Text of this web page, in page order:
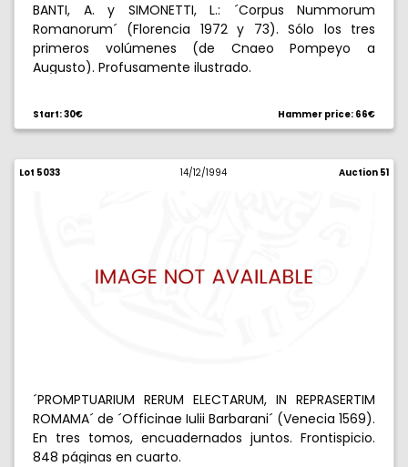
BANTI, A. y SIMONETTI, L.: ´Corpus Nummorum
Romanorum´ (Florencia 1972 y 73). Sólo los tres
primeros volúmenes (de Cnaeo Pompeyo a
Augusto). Profusamente ilustrado.
Start: 30€ Hammer price: 66€
Lot 5033 14/12/1994 Auction 51
´PROMPTUARIUM RERUM ELECTARUM, IN REPRASERTIM
ROMAMA´ de ´Officinae Iulii Barbarani´ (Venecia 1569).
En tres tomos, encuadernados juntos. Frontispicio.
848 páginas en cuarto.